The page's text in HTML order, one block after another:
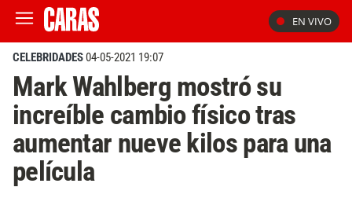
EN VIVO
CELEBRIDADES04-05-2021 19:07
Mark Wahlberg mostró su
increíble cambio físico tras
aumentar nueve kilos para una
película